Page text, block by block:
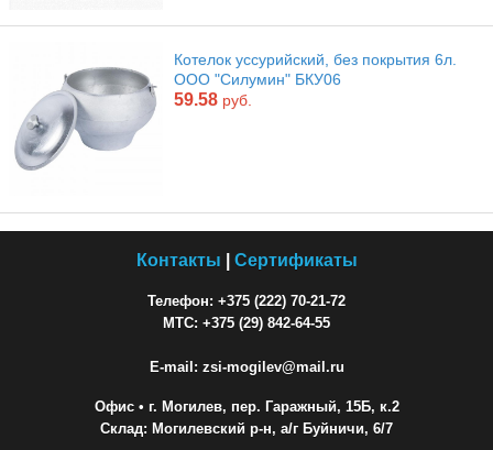
Котелок уссурийский, без покрытия 6л.
ООО "Силумин" БКУ06
59.58 руб.
Контакты Сертификаты
Телефон: +375 (222) 70-21-72
МТС: +375 (29) 842-64-55
E-mail: zsi-mogilev@mail.ru
Офис• г. Могилев, пер. Гаражный, 15Б, к.2
Склад: Могилевский р-н, а/г Буйничи, 6/7